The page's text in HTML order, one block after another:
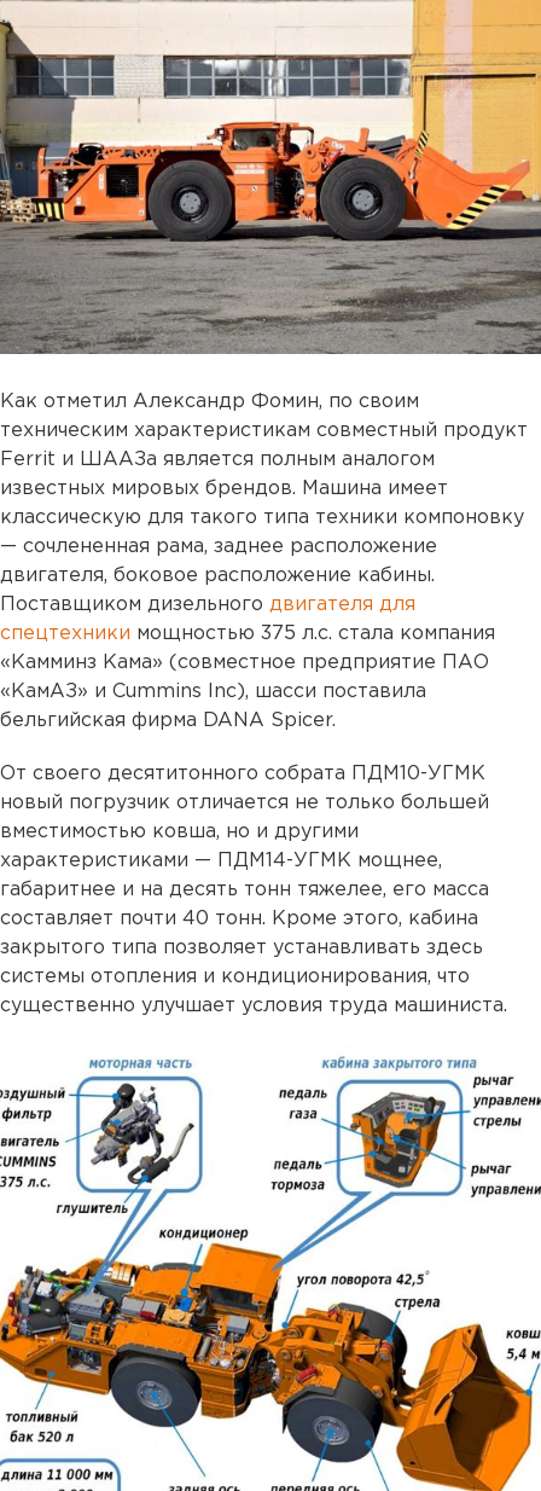
Как отметил Александр Фомин, по своим
техническим характеристикам совместный продукт
Ferrit и ШААЗа является полным аналогом
известных мировых брендов. Машина имеет
классическую для такого типа техники компоновку
— сочлененная рама, заднее расположение
двигателя, боковое расположение кабины.
Поставщиком дизельного двигателя для
спецтехники мощностью 375 л.с. стала компания
«Камминз Кама» (совместное предприятие ПАО
«КамАЗ» и Cummins Inc), шасси поставила
бельгийская фирма DANA Spicer.
От своего десятитонного собрата ПДМ10-УГМК
новый погрузчик отличается не только большей
вместимостью ковша, но и другими
характеристиками — ПДМ14-УГМК мощнее,
габаритнее и на десять тонн тяжелее, его масса
составляет почти 40 тонн. Кроме этого, кабина
закрытого типа позволяет устанавливать здесь
системы отопления и кондиционирования, что
существенно улучшает условия труда машиниста.